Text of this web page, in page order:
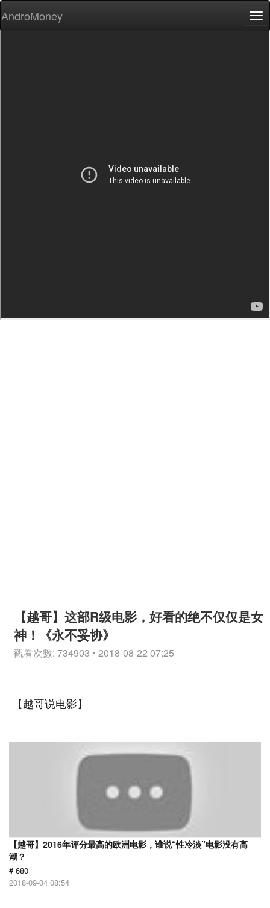
AndroMoney
【越哥】这部R级电影，好看的绝不仅仅是女
神！《永不妥协》
觀看次數: 734903 • 2018-08-22 07:25
【越哥说电影】
【越哥】2016年评分最高的欧洲电影，谁说“性冷淡”电影没有高
潮？
# 680
2018-09-04 08:54